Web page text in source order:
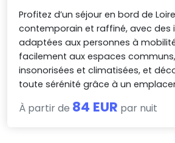
Profitez d’un séjour en bord de
contemporain et raffiné, avec des
adaptées aux personnes à
facilement aux espaces
insonorisées et climatisées, et
toute sérénité grâce à un
À partir de 84 EUR par nuit